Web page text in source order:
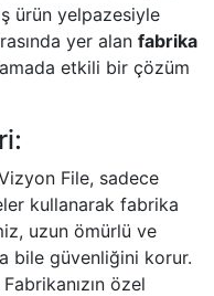
ürün yelpazesiyle
yer alan fabrika
etkili bir çözüm
File, sadece
kullanarak fabrika
uzun ömürlü ve
bile güvenliğini korur.
Fabrikanızın özel